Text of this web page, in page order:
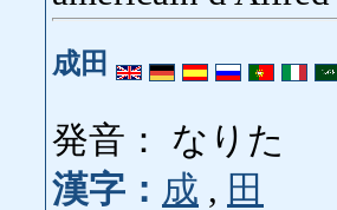
成田
発音： なりた
漢字： 成 , 田